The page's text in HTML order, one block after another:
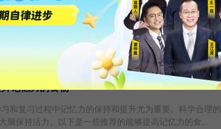
含营养的补脑食物
习和系统学习，合理的饮食也至关重要。吃一些有助于
状态，提高学习效率。以下是一些推荐的补脑食物，...
记忆力的食物
复习过程中记忆力的保持和提升尤为重要。科学合理的
保持活力。以下是一些推荐的能够提高记忆力的食...